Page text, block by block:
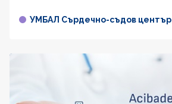
УМБАЛ Сърдечно-съдов център